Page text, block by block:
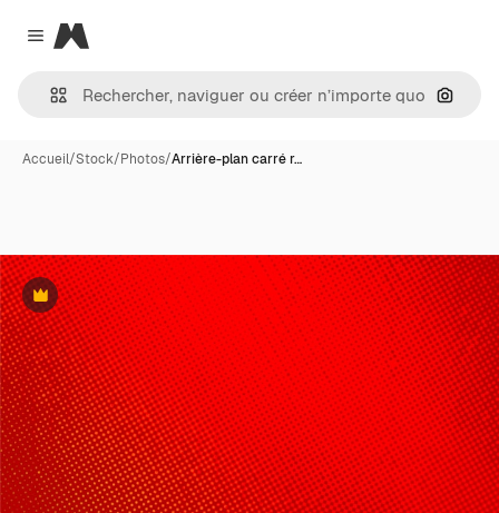
Close menu
Magnific
Accueil/Stock/Photos/Arrière-plan carré r…
Premium